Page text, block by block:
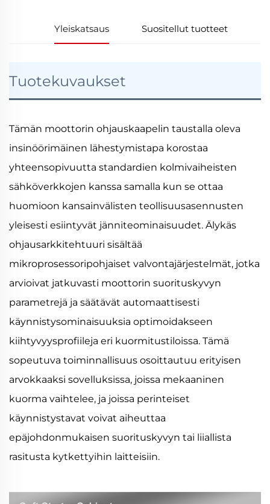
Yleiskatsaus Suositellut tuotteet
Tuotekuvaukset
Tämän moottorin ohjauskaapelin taustalla oleva
insinöörimäinen lähestymistapa korostaa
yhteensopivuutta standardien kolmivaiheisten
sähköverkkojen kanssa samalla kun se ottaa
huomioon kansainvälisten teollisuusasennusten
yleisesti esiintyvät jänniteominaisuudet. Älykäs
ohjausarkkitehtuuri sisältää
mikroprosessoripohjaiset valvontajärjestelmät, jotka
arvioivat jatkuvasti moottorin suorituskyvyn
parametrejä ja säätävät automaattisesti
käynnistysominaisuuksia optimoidakseen
kiihtyvyysprofiileja eri kuormitustiloissa. Tämä
sopeutuva toiminnallisuus osoittautuu erityisen
arvokkaaksi sovelluksissa, joissa mekaaninen
kuorma vaihtelee, ja joissa perinteiset
käynnistystavat voivat aiheuttaa
epäjohdonmukaisen suorituskyvyn tai liiallista
rasitusta kytkettyihin laitteisiin.